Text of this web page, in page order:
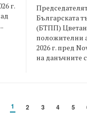
г.
Българската
(БТПП)
положителни
2026 г. пред
на данъчните
1 2 3 4 5